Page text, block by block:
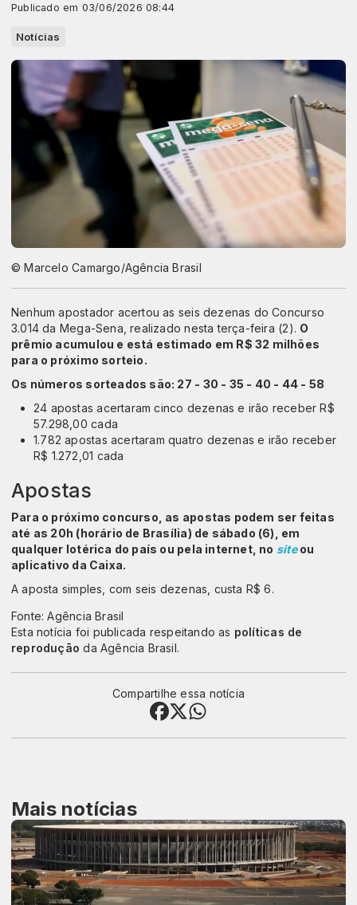
Publicado em 03/06/2026 08:44
Notícias
© Marcelo Camargo/Agência Brasil
Nenhum apostador acertou as seis dezenas do Concurso
3.014 da Mega-Sena, realizado nesta terça-feira (2). O
prêmio acumulou e está estimado em R$ 32 milhões
para o próximo sorteio.
Os números sorteados são: 27 - 30 - 35 - 40 - 44 - 58
24 apostas acertaram cinco dezenas e irão receber R$
57.298,00 cada
1.782 apostas acertaram quatro dezenas e irão receber
R$ 1.272,01 cada
Apostas
Para o próximo concurso, as apostas podem ser feitas
até as 20h (horário de Brasília) de sábado (6), em
qualquer lotérica do país ou pela internet, no siteou
aplicativo da Caixa.
A aposta simples, com seis dezenas, custa R$ 6.
Fonte: Agência Brasil
Esta notícia foi publicada respeitando as políticas de
reprodução da Agência Brasil.
Compartilhe essa notícia
Mais notícias